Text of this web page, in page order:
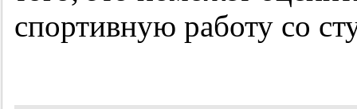
спортивную работу со